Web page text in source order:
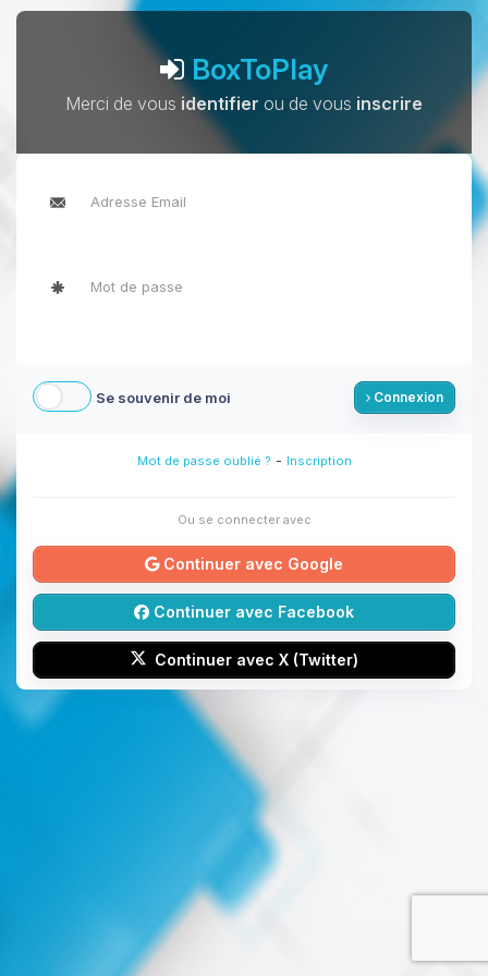
BoxToPlay
Merci de vous identifier ou de vous inscrire
Se souvenir de moi Connexion
Mot de passe oublié ? - Inscription
Ou se connecter avec
Continuer avec Google
Continuer avec Facebook
Continuer avec X (Twitter)